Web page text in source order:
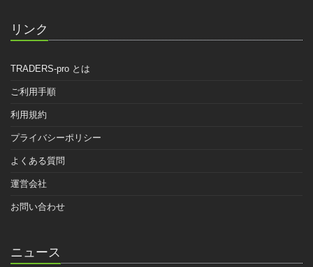
リンク
TRADERS-pro とは
ご利用手順
利用規約
プライバシーポリシー
よくある質問
運営会社
お問い合わせ
ニュース